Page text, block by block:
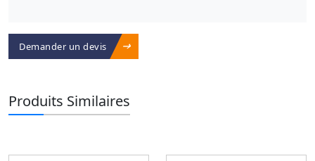
Demander un devis
Produits Similaires